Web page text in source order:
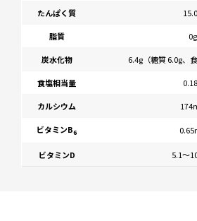
たんぱく質
脂質 0g
炭水化物 6.4g（糖質 6.0g、
食塩相当量
カルシウム
ビタミンB6
ビタミンD 5.1～